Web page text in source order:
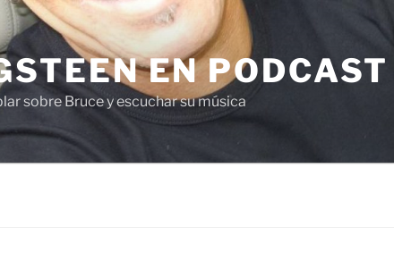
EN PODCAST
sobre Bruce y escuchar su música